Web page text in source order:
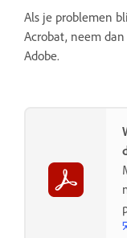
Als je problemen
Acrobat, neem
Adobe.